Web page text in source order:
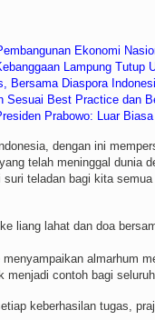
Ekonomi
Lampung Tutup
Bersama Diaspora
Sesuai Best Practice dan
Prabowo: Luar Biasa
dengan ini
telah meninggal dunia
teladan bagi kita
liang lahat dan doa
almarhum
menjadi contoh bagi
keberhasilan tugas,